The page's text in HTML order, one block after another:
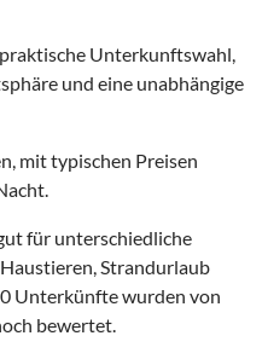
Unterkunftswahl,
und eine unabhängige
mit typischen Preisen
für unterschiedliche
Strandurlaub
Unterkünfte wurden von
bewertet.